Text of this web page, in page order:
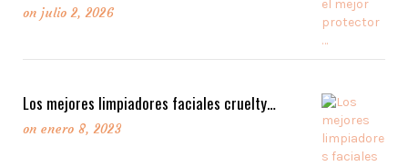
on julio 2, 2026
Los mejores limpiadores faciales cruelty…
on enero 8, 2023